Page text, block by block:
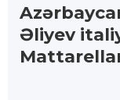
Əliyev